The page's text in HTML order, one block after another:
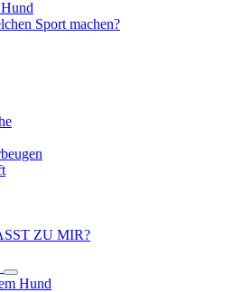
Sport machen?
ZU MIR?
Hund